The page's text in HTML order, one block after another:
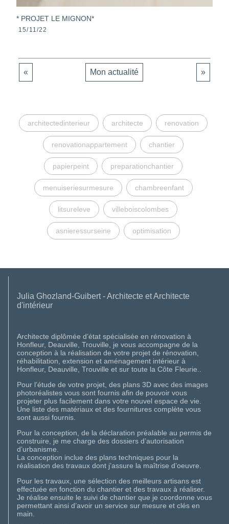
* PROJET LE MIGNON*
15/11/22
« Mon actualité »
architectedinterieur architecte renovation
renovationappartement chantier
papierpeint preparationchantier
menuiseriesurmesure chambreenfant
litsureleve villeboiscolombes
asnieressurseine optimisation
Julia Ghozland-Guibert - Architecte et Architecte
d'intérieur
Architecte diplômée d’état spécialisée en rénovation à
Honfleur, Deauville, Trouville, je vous accompagne de la
conception à la réalisation de votre projet de rénovation,
réhabilitation, extension et aménagement intérieur à
Honfleur, Deauville, Trouville et sur toute la Côte Fleurie..
Pour l’étude de votre projet, des plans 3D avec des images
photoréalistes vous sont fournis afin de pouvoir vous
projeter plus facilement dans votre nouvel espace de vie.
Une liste des matériaux et des fournitures complète vous
sont aussi fournis.
Pour la conception, de la déclaration préalable au permis de
construire, je me charge des dossiers d’autorisation
d’urbanisme.
La conception inclue des plans techniques pour la
réalisation des travaux dont j’assure la maîtrise d’oeuvre.
Pour les travaux, une sélection des meilleurs artisans est
effectuée en fonction du chantier et des travaux à réaliser.
Je réalise ensuite le suivi de chantier que je coordonne vous
permettant ainsi d’avoir un service sur mesure et clés en
main.